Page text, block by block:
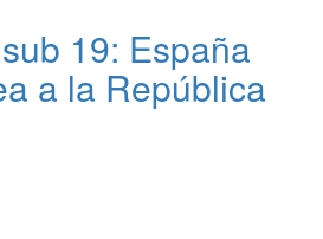
19: España
a la República